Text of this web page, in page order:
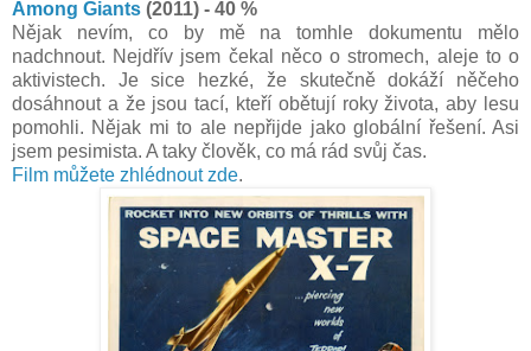
Among Giants (2011) - 40 %
Nějak nevím, co by mě na tomhle dokumentu mělo
nadchnout. Nejdřív jsem čekal něco o stromech, aleje to o
aktivistech. Je sice hezké, že skutečně dokáží něčeho
dosáhnout a že jsou tací, kteří obětují roky života, aby lesu
pomohli. Nějak mi to ale nepřijde jako globální řešení. Asi
jsem pesimista. A taky člověk, co má rád svůj čas.
Film můžete zhlédnout zde.